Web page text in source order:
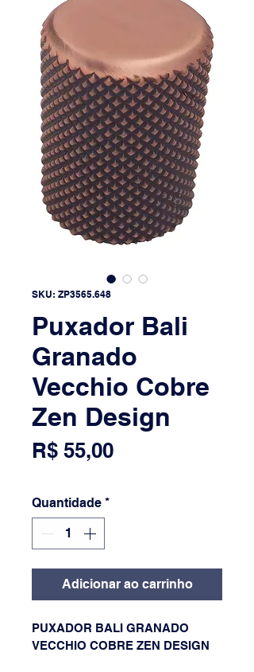
SKU: ZP3565.648
Puxador Bali
Granado
Vecchio Cobre
Zen Design
R$ 55,00Preço
Quantidade *
Adicionar ao carrinho
PUXADOR BALI GRANADO
VECCHIO COBRE ZEN DESIGN